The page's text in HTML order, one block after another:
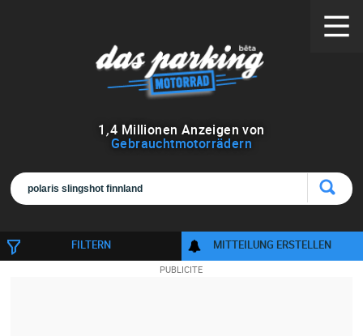
1 ,4 Millionen Anzeigen von
Gebrauchtmotorrädern
FILTERN MITTEILUNG ERSTELLEN